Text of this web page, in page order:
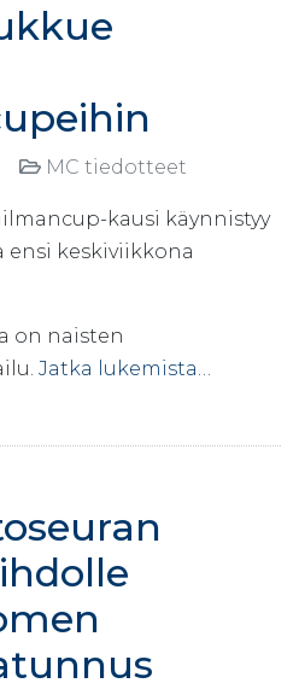
MC tiedotteet
kausi käynnistyy
ensi keskiviikkona
on naisten
Jatka lukemista…